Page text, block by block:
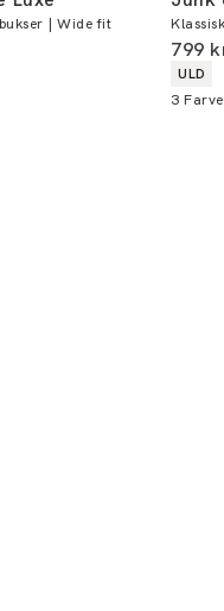
dage om året i
| Wide fit
rabat) I alt
799
ULD
3